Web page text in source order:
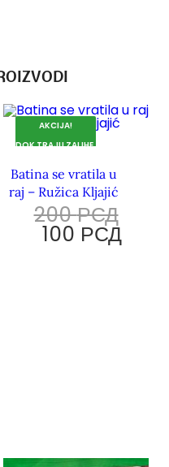
AKCIJA!
DOK TRAJU ZALIHE.
Batina se vratila u
raj – Ružica Kljajić
200РСД
100 РСД